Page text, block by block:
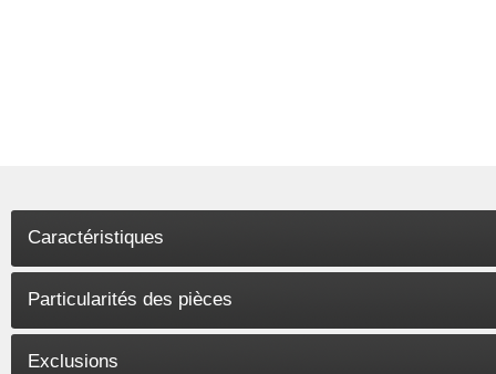
Caractéristiques
Particularités des pièces
Exclusions